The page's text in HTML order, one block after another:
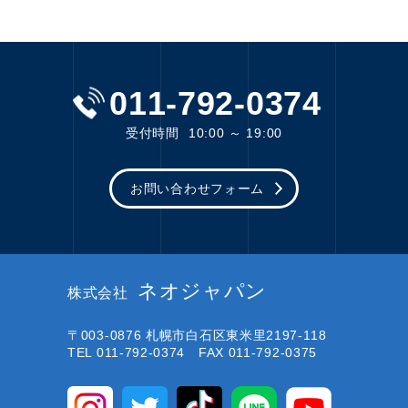
011-792-0374
受付時間 10:00 ～ 19:00
お問い合わせフォーム
株式会社 ネオジャパン
〒003-0876 札幌市白石区東米里2197-118
TEL 011-792-0374 FAX 011-792-0375